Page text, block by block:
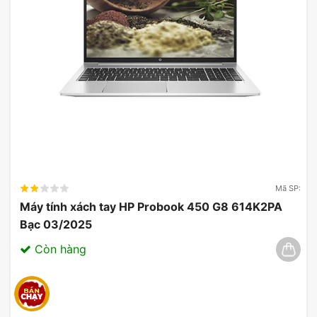
tính toán cho đa nhiệm, chơi game và công
việc chuyên nghiệp
Lenovo Ideapad Slim 5 14IMH9được trang bị bộ
vi xử lýUltra 5-125H,
một trong những dòng vi xử
duyệt cùng một lúc, chỉnh sửa tài liệu và chạy các
ứng dụng năng động như Adobe Photoshop hay
Microsoft Excel.
Đối với nhu cầu chơi game, Ideapad Slim 5 có thể
xử lý các tựa game phổ biến ở mức cấu hình trung
bình. Mặc dù không phải là một chiếc laptop
Mã SP:
Máy tính xách tay HP Probook 450 G8 614K2PA
Bạc 03/2025
Còn hàng